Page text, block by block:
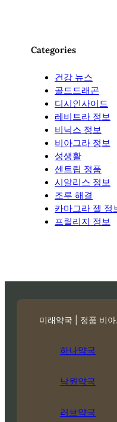
Categories
건강 뉴스
골드드래곤
디시인사이드
레비트라 정보
비닉스 정보
비아그라 정보
성생활
센트립 정품
시알리스 정보
조루 해결
카마그라 젤 정
프릴리지 정보
미래약국 | 정품 비
하나약국
낙원약국
러브약국